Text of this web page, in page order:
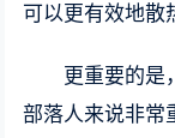
可以更有效地散
更重要的是
部落人来说非常